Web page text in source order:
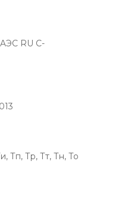
RU C-
Тп, Тр, Тт, Тн, То